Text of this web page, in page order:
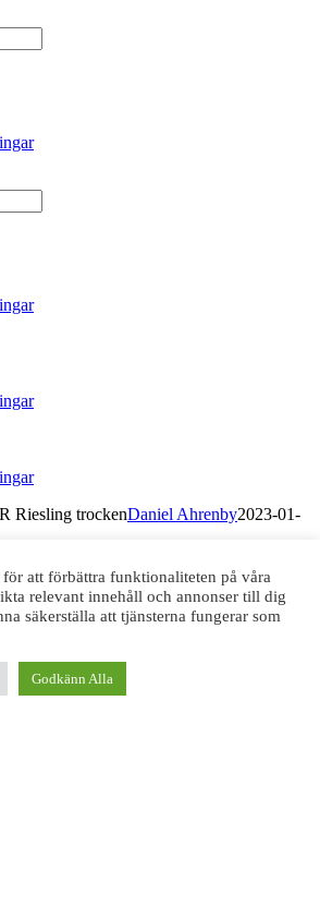
Riesling trockenDaniel Ahrenby2023-01-
det danska bolaget DFG KRAN ApS med alla
svenska alkohollagstiftningen och regleras av
att förbättra funktionaliteten på våra
relevant innehåll och annonser till dig
säkerställa att tjänsterna fungerar som
Godkänn Alla